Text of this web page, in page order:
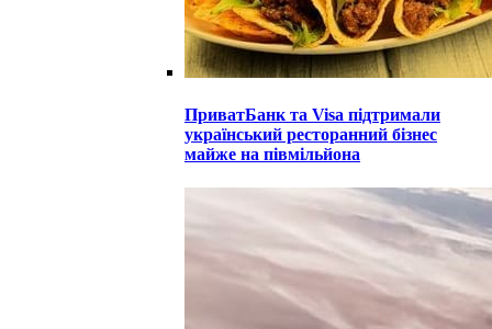
ПриватБанк та Visa підтримали
український ресторанний бізнес
майже на півмільйона